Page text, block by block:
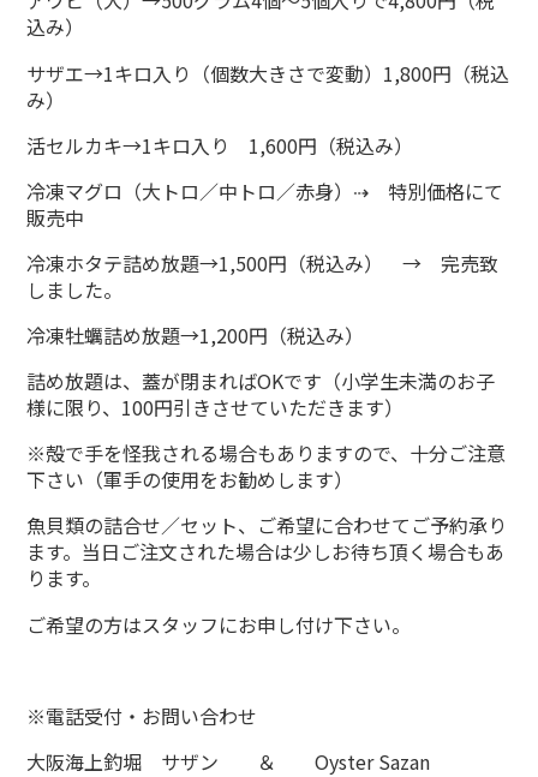
込み）
サザエ→1キロ入り（個数大きさで変動）1,800円（税込
み）
活セルカキ→1キロ入り 1,600円（税込み）
冷凍マグロ（大トロ／中トロ／赤身）⇢ 特別価格にて
販売中
冷凍ホタテ詰め放題→1,500円（税込み） → 完売致
しました。
冷凍牡蠣詰め放題→1,200円（税込み）
詰め放題は、蓋が閉まればOKです（小学生未満のお子
様に限り、100円引きさせていただきます）
※殻で手を怪我される場合もありますので、十分ご注意
下さい（軍手の使用をお勧めします）
魚貝類の詰合せ／セット、ご希望に合わせてご予約承り
ます。当日ご注文された場合は少しお待ち頂く場合もあ
ります。
ご希望の方はスタッフにお申し付け下さい。
※電話受付・お問い合わせ
大阪海上釣堀 サザン ＆ Oyster Sazan